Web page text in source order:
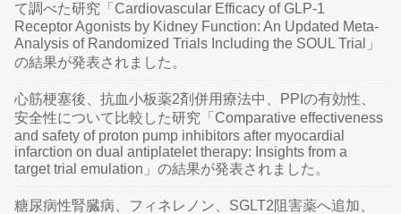
て調べた研究「Cardiovascular Efficacy of GLP-1
Receptor Agonists by Kidney Function: An Updated Meta-
Analysis of Randomized Trials Including the SOUL Trial」
の結果が発表されました。
心筋梗塞後、抗血小板薬2剤併用療法中、PPIの有効性、
安全性について比較した研究「Comparative effectiveness
and safety of proton pump inhibitors after myocardial
infarction on dual antiplatelet therapy: Insights from a
target trial emulation」の結果が発表されました。
糖尿病性腎臓病、フィネレノン、SGLT2阻害薬へ追加、